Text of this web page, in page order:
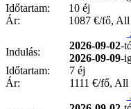
Időtartam:
10 éj
Ár:
1087 €/fő, All
Indulás:
2026-09-02-
2026-09-09-
Időtartam:
7 éj
Ár:
1111 €/fő, All